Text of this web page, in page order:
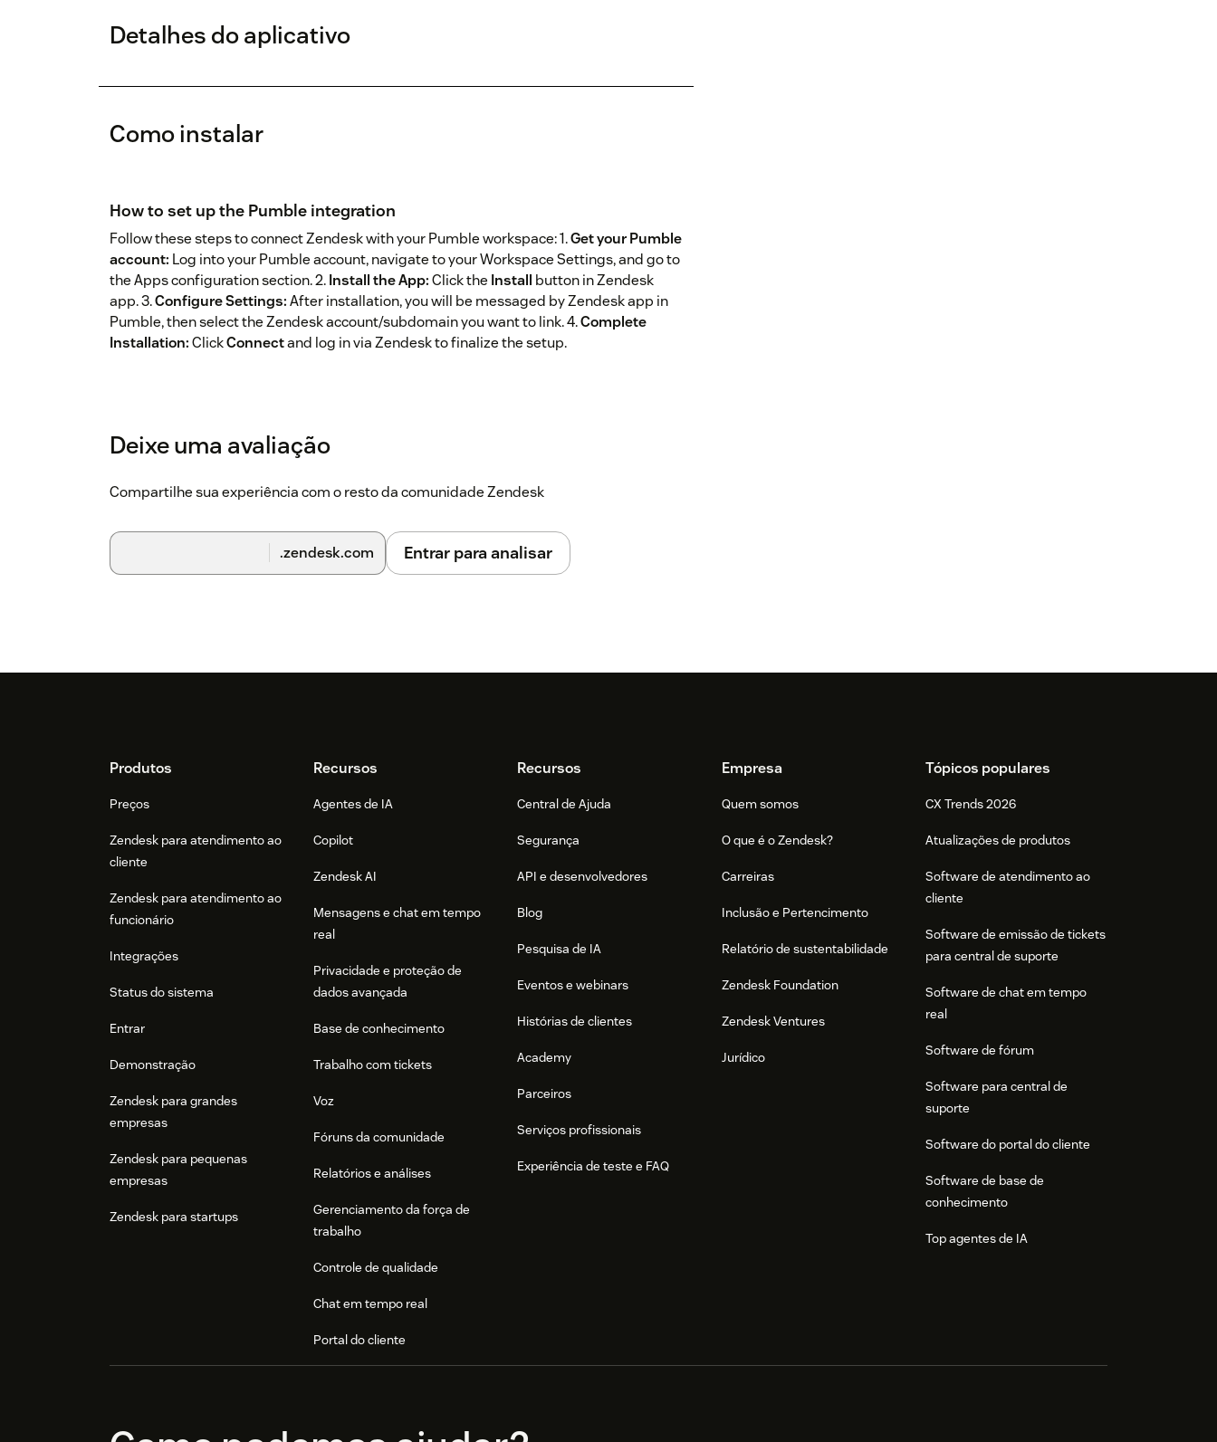
Detalhes do aplicativo
Como instalar
How to set up the Pumble integration
Follow these steps to connect Zendesk with your Pumble workspace: 1.Get your Pumble
account: Log into your Pumble account, navigate to your Workspace Settings, and go to
the Apps configuration section. 2.Install the App:Click the Install button in Zendesk
app. 3.Configure Settings:After installation, you will be messaged by Zendesk app in
Pumble, then select the Zendesk account/subdomain you want to link. 4.Complete
Installation:ClickConnectand log in via Zendesk to finalize the setup.
Deixe uma avaliação
Compartilhe sua experiência com o resto da comunidade Zendesk
.zendesk.com Entrar para analisar
FooterProdutos
Preços
Zendesk para atendimento ao
cliente
Zendesk para atendimento ao
funcionário
Integrações
Status do sistema
Entrar
Demonstração
Zendesk para grandes
empresas
Zendesk para pequenas
empresas
Zendesk para startups
Recursos
Agentes de IA
Copilot
Zendesk AI
Mensagens e chat em tempo
real
Privacidade e proteção de
dados avançada
Base de conhecimento
Trabalho com tickets
Voz
Fóruns da comunidade
Relatórios e análises
Gerenciamento da força de
trabalho
Controle de qualidade
Chat em tempo real
Portal do cliente
Recursos
Central de Ajuda
Segurança
API e desenvolvedores
Blog
Pesquisa de IA
Eventos e webinars
Histórias de clientes
Academy
Parceiros
Serviços profissionais
Experiência de teste e FAQ
Empresa
Quem somos
O que é o Zendesk?
Carreiras
Inclusão e Pertencimento
Relatório de sustentabilidade
Zendesk Foundation
Zendesk Ventures
Jurídico
Tópicos populares
CX Trends 2026
Atualizações de produtos
Software de atendimento ao
cliente
Software de emissão de tickets
para central de suporte
Software de chat em tempo
real
Software de fórum
Software para central de
suporte
Software do portal do cliente
Software de base de
conhecimento
Top agentes de IA